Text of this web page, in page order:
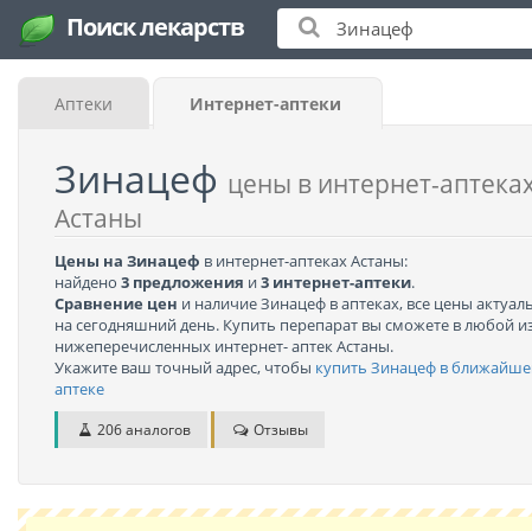
Поиск лекарств
Аптеки Интернет-аптеки
Зинацеф цены в интернет-
Астаны
Цены на Зинацеф в интернет-аптеках Астаны:
найдено 3 предложения и3 интернет-аптеки.
Сравнение цен и наличие Зинацеф в аптеках, все цены
на сегодняшний день. Купить перепарат вы сможете в любой
нижеперечисленных интернет- аптек Астаны.
Укажите ваш точный адрес, чтобы купить Зинацеф в
аптеке
206 аналогов Отзывы